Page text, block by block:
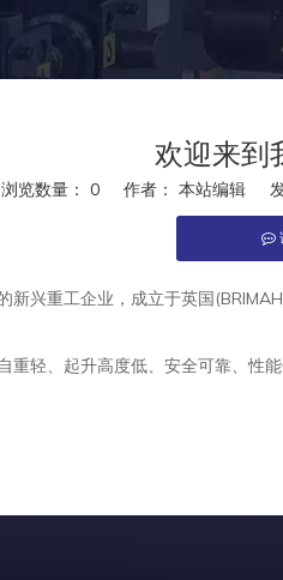
欢迎来到
浏览数量： 0 作者： 本站编辑
兴重工企业，成立于英国
轻、起升高度低、安全可靠、性